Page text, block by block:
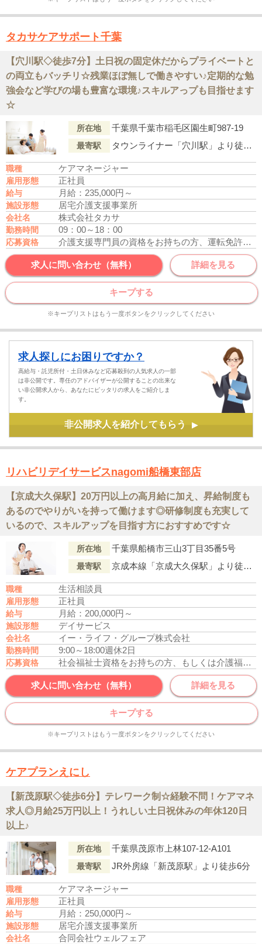
タカサケアサポート千葉
【穴川駅◇徒歩7分】土日祝の固定休だからプライベートと
の両立もバッチリ☆残業ほぼ無しで働きやすい♪定期的な勉
強会など学びの場も豊富な環境♪スキルアっプも目指せます
☆
所在地 千葉県千葉市稲毛区園生町987-19
最寄駅 タウンライナー「穴川駅」より徒歩7分
職種 ケアマネージャー
雇用形態 正社員
給与 月給：235,000円～
施設形態 居宅介護支援事業所
会社名 株式会社タカサ
勤務時間 09：00～18：00
応募資格 介護支援専門員の資格をお持ちの方、運転免許あれば尚可
求人に問い合わせ（無料） 詳細を見る
キープする
※キープリストはもう一度ボタンをクリックしてください
求人探しにお困りですか？
高給与・託児所付・土日休みなど応募殺到の人気求人の一部
は非公開です。専任のアドバイザーが公開することの出来な
い非公開求人から、あなたにピッタリの求人をご紹介しま
す。
非公開求人を紹介してもらう ▶
リハビリデイサービスnagomi船橋東部店
【京成大久保駅】20万円以上の高月給に加え、昇給制度も
あるのでやりがいを持って働けます◎研修制度も充実して
いるので、スキルアップを目指す方におすすめです☆
所在地 千葉県船橋市三山3丁目35番5号
最寄駅 京成本線「京成大久保駅」より徒歩15分
職種 生活相談員
雇用形態 正社員
給与 月給：200,000円～
施設形態 デイサービス
会社名 イー・ライフ・グループ株式会社
勤務時間 9:00～18:00週休2日
応募資格 社会福祉士資格をお持ちの方、もしくは介護福祉士資格をお持ちの方
求人に問い合わせ（無料） 詳細を見る
キープする
※キープリストはもう一度ボタンをクリックしてください
ケアプランえにし
【新茂原駅◇徒歩6分】テレワーク制☆経験不問！ケアマネ
求人◎月給25万円以上！うれしい土日祝休みの年休120日
以上♪
所在地 千葉県茂原市上林107-12-A101
最寄駅 JR外房線「新茂原駅」より徒歩6分
職種 ケアマネージャー
雇用形態 正社員
給与 月給：250,000円～
施設形態 居宅介護支援事業所
会社名 合同会社ウェルフェア